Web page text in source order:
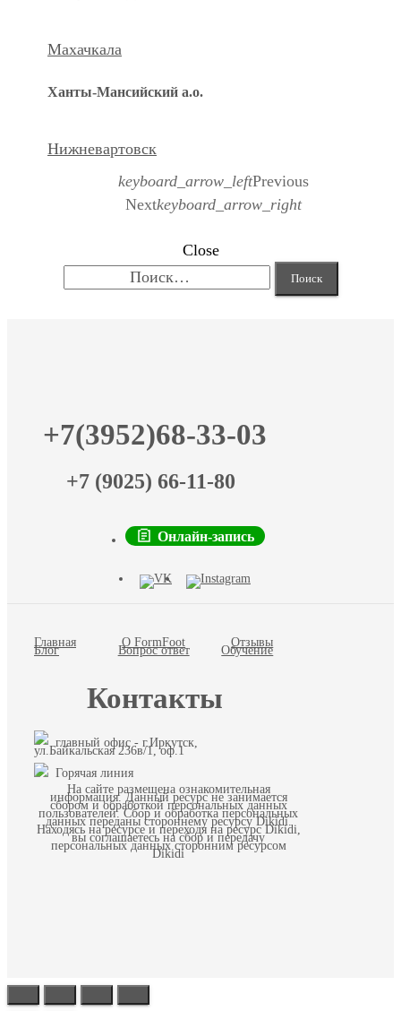
Махачкала
Ханты-Мансийский а.о.
Нижневартовск
keyboard_arrow_leftPrevious
Nextkeyboard_arrow_right
Close
+7(3952)68-33-03
+7 (9025) 66-11-80
Онлайн-запись
Главная О FormFoot Отзывы
Блог Вопрос ответ Обучение
Контакты
главный офис - г.Иркутск,
ул.Байкальская 236в/1, оф.1
Горячая линия
На сайте размещена ознакомительная
информация. Данный ресурс не занимается
сбором и обработкой персональных данных
пользователей. Сбор и обработка персональных
данных переданы стороннему ресурсу Dikidi.
Находясь на ресурсе и переходя на ресурс Dikidi,
вы соглашаетесь на сбор и передачу
персональных данных сторонним ресурсом
Dikidi